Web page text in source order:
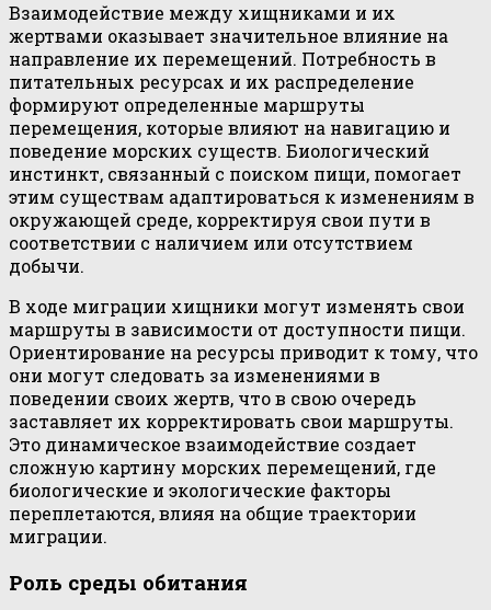
Взаимодействие между хищниками и их
жертвами оказывает значительное влияние на
направление их перемещений. Потребность в
питательных ресурсах и их распределение
формируют определенные маршруты
перемещения, которые влияют на навигацию и
поведение морских существ. Биологический
инстинкт, связанный с поиском пищи, помогает
этим существам адаптироваться к изменениям в
окружающей среде, корректируя свои пути в
соответствии с наличием или отсутствием
добычи.
В ходе миграции хищники могут изменять свои
маршруты в зависимости от доступности пищи.
Ориентирование на ресурсы приводит к тому, что
они могут следовать за изменениями в
поведении своих жертв, что в свою очередь
заставляет их корректировать свои маршруты.
Это динамическое взаимодействие создает
сложную картину морских перемещений, где
биологические и экологические факторы
переплетаются, влияя на общие траектории
миграции.
Роль среды обитания